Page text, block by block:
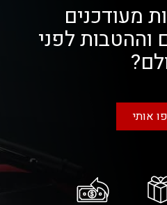
מעודכנים
לפני
אותי